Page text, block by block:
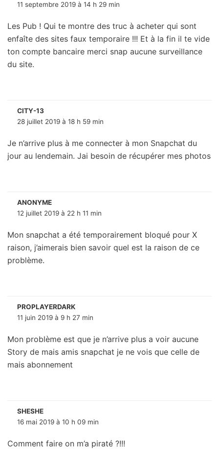
11 septembre 2019 à 14 h 29 min
Les Pub ! Qui te montre des truc à acheter qui sont
enfaîte des sites faux temporaire !!! Et à la fin il te vide
ton compte bancaire merci snap aucune surveillance
du site.
CITY-13
28 juillet 2019 à 18 h 59 min
Je n’arrive plus à me connecter à mon Snapchat du
jour au lendemain. Jai besoin de récupérer mes photos
ANONYME
12 juillet 2019 à 22 h 11 min
Mon snapchat a été temporairement bloqué pour X
raison, j’aimerais bien savoir quel est la raison de ce
problème.
PROPLAYERDARK
11 juin 2019 à 9 h 27 min
Mon problème est que je n’arrive plus a voir aucune
Story de mais amis snapchat je ne vois que celle de
mais abonnement
SHESHE
16 mai 2019 à 10 h 09 min
Comment faire on m’a piraté ?!!!